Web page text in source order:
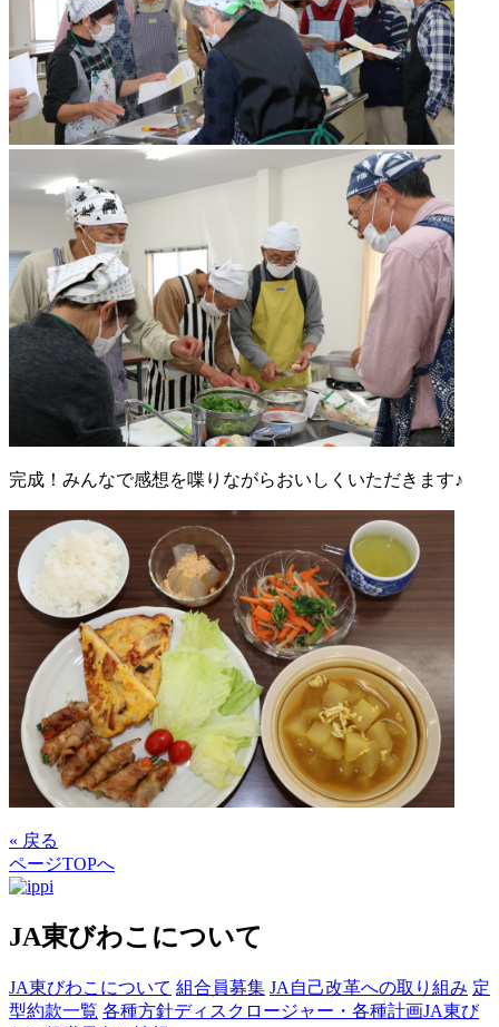
完成！みんなで感想を喋りながらおいしくいただきます♪
« 戻る
ページTOPへ
JA東びわこについて
JA東びわこについて 組合員募集 JA自己改革への取り組み 定
型約款一覧 各種方針ディスクロージャー・各種計画JA東び